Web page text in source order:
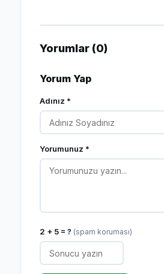
Yorumlar (0)
Yorum Yap
Adınız *
Yorumunuz *
2 + 5 = ? (spam koruması)